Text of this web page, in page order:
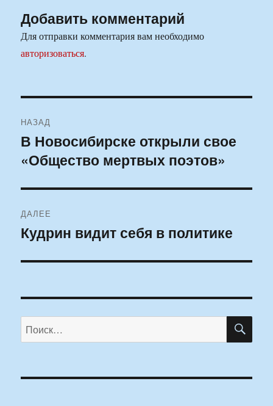
Добавить комментарий
Для отправки комментария вам необходимо
авторизоваться.
по
записям
НАЗАД
Предыдущая
запись:
В Новосибирске открыли свое
«Общество мертвых поэтов»
ДАЛЕЕ
Следующая
Кудрин видит себя в политике
Искать: